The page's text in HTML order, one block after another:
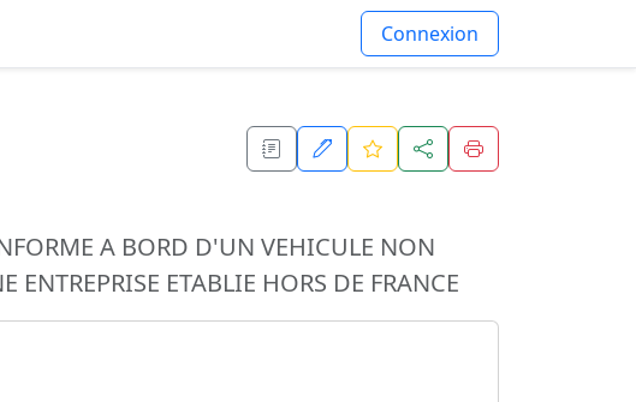
Connexion
A BORD D'UN VEHICULE NON
ETABLIE HORS DE FRANCE